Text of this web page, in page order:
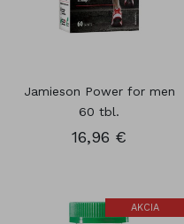
Jamieson Power for men
60 tbl.
16,96 €
AKCIA